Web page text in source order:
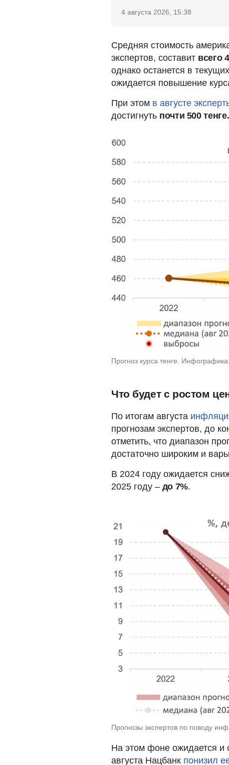
4 августа 2026, 15:38
Средняя стоимость
экспертов, составит всего
однако останется в
ожидается повышение
При этом в августе
достигнуть почти 500 тенге.
Прогноз курса тенге.
Что будет с ростом
По итогам августа
прогнозам экспертов, до
отметить, что диапазон
достаточно широким и
В 2024 году ожидается
2025 году – до 7%.
Прогнозы экспертов по поводу
На этом фоне ожидается и
августа Нацбанк понизил